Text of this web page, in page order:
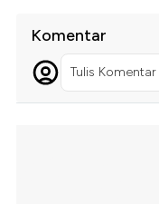
Komentar
Tulis Komentar